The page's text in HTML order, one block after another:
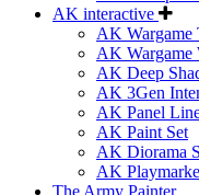
AK interactive
AK Wargame
AK Wargame
AK Deep
AK 3Gen
AK Panel
AK Paint Set
AK Diorama
AK
The Army Painter